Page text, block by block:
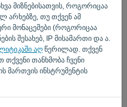
მიზნებისათვის, როგორიცაა
თუ თქვენ ამ
მონაცემები (როგორიცაა
შესახებ, IP მისამართი და ა.
აღ წერილად. თქვენ
თანხმობა ჩვენი
მართვის ინსტრუმენტის